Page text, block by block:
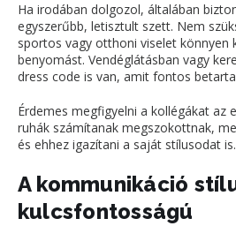
Ha irodában dolgozol, általában
egyszerűbb, letisztult szett. Nem
sportos vagy otthoni viselet könnyen
benyomást. Vendéglátásban vagy
dress code is van, amit fontos
Érdemes megfigyelni a kollégákat az
ruhák számítanak megszokottnak,
és ehhez igazítani a saját stílusodat is.
A kommunikáció
kulcsfontosságú